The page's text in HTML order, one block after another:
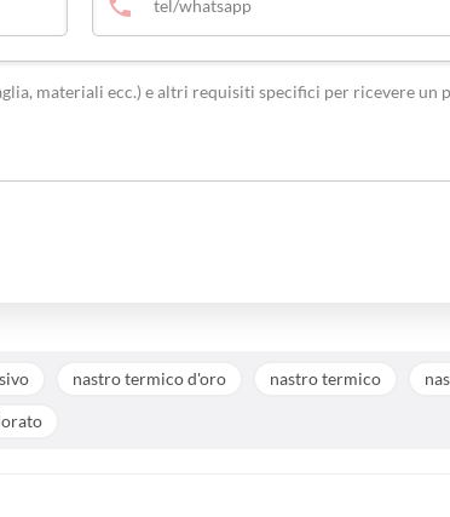
nastro termico d'oro nastro termico